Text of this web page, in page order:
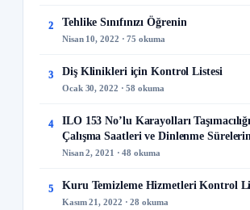
2 Tehlike Sınıfınızı Öğrenin
Nisan 10, 2022 · 75 okuma
3 Diş Klinikleri için Kontrol Listesi
Ocak 30, 2022 · 58 okuma
4
ILO 153 No’lu Karayolları
Çalışma Saatleri ve Dinlenme
Sözleşme
Nisan 2, 2021 · 48 okuma
5 Kuru Temizleme Hizmetleri Kontrol
Kasım 21, 2022 · 28 okuma